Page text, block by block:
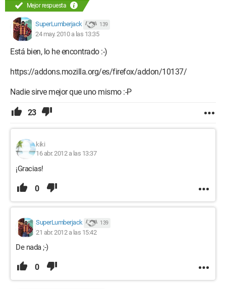
Mejor respuesta
SuperLumberjack 139
24 may. 2010 a las 13:35
Está bien, lo he encontrado :-)
https://addons.mozilla.org/es/firefox/addon/10137/
Nadie sirve mejor que uno mismo :-P
23
kiki
16 abr. 2012 a las 13:37
¡Gracias!
0
SuperLumberjack 139
21 abr. 2012 a las 15:42
De nada ;-)
0